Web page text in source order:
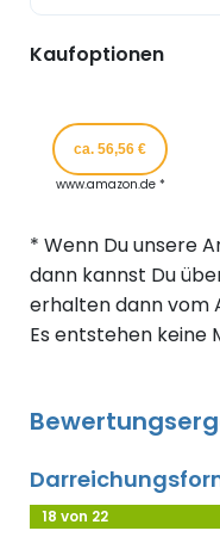
Kaufoptionen
ca. 56,56 €
www.amazon.de *
* Wenn Du unsere
dann kannst Du
erhalten dann vom
Es entstehen keine
18 von 22